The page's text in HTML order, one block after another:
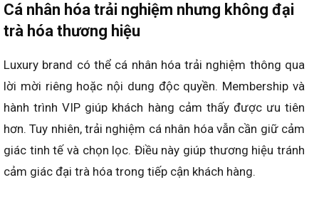
Cá nhân hóa trải nghiệm nhưng không đại
trà hóa thương hiệu
Luxury brand có thể cá nhân hóa trải nghiệm thông qua
lời mời riêng hoặc nội dung độc quyền. Membership và
hành trình VIP giúp khách hàng cảm thấy được ưu tiên
hơn. Tuy nhiên, trải nghiệm cá nhân hóa vẫn cần giữ cảm
giác tinh tế và chọn lọc. Điều này giúp thương hiệu tránh
cảm giác đại trà hóa trong tiếp cận khách hàng.